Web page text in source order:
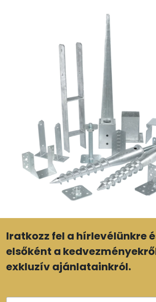
Iratkozz fel a hírlevélünkre
elsőként a
exkluzív ajánlatainkról.